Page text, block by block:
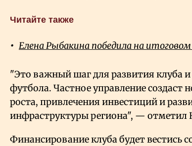
Читайте также
Елена Рыбакина победила на
"Это важный шаг для развития клуба и
футбола. Частное управление создаст
роста, привлечения инвестиций и
инфраструктуры региона", — отметил
Финансирование клуба будет вестись